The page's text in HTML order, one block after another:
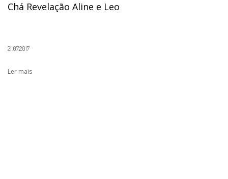
Chá Revelação Aline e Leo
21.07.2017
Ler mais